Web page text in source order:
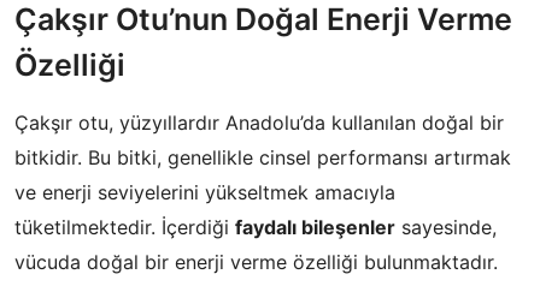
Çakşır Otu’nun Doğal Enerji Verme
Özelliği
Çakşır otu, yüzyıllardır Anadolu’da kullanılan doğal bir
bitkidir. Bu bitki, genellikle cinsel performansı artırmak
ve enerji seviyelerini yükseltmek amacıyla
tüketilmektedir. İçerdiği faydalı bileşenler sayesinde,
vücuda doğal bir enerji verme özelliği bulunmaktadır.